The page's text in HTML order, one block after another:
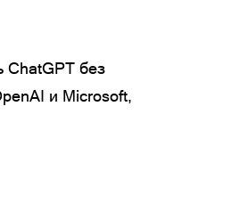
ChatGPT без
и Microsoft,